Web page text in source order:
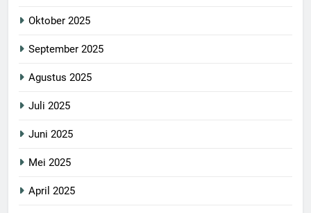
Oktober 2025
September 2025
Agustus 2025
Juli 2025
Juni 2025
Mei 2025
April 2025